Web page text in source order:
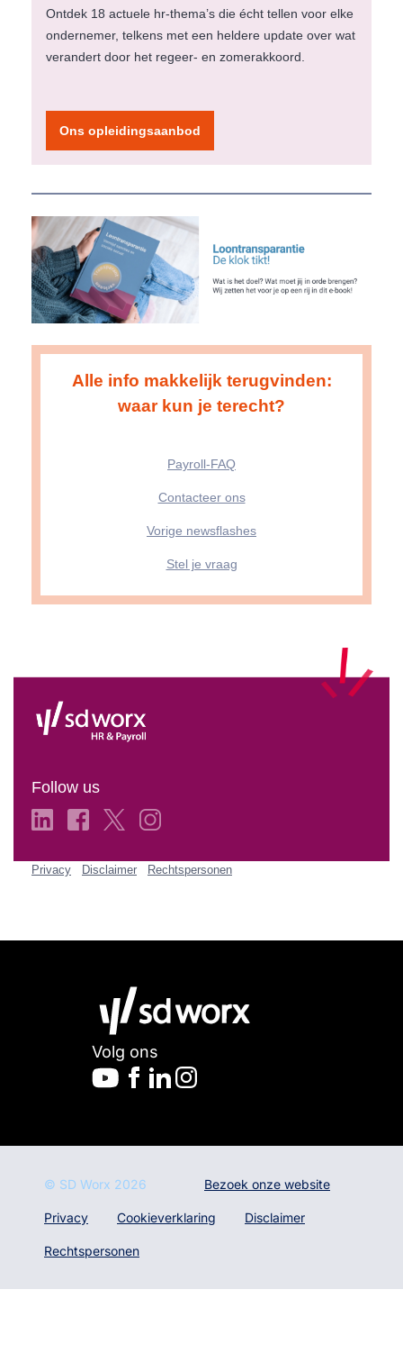
Ontdek 18 actuele hr-thema’s die écht tellen voor elke
ondernemer, telkens met een heldere update over wat
verandert door het regeer- en zomerakkoord.
Ons opleidingsaanbod
Alle info makkelijk terugvinden:
waar kun je terecht?
Payroll-FAQ
Contacteer ons
Vorige newsflashes
Stel je vraag
Follow us
Privacy Disclaimer Rechtspersonen
Volg ons
© SD Worx 2026 Bezoek onze website
Privacy Cookieverklaring Disclaimer
Rechtspersonen